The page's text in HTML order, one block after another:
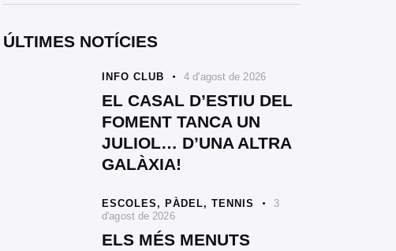
ÚLTIMES NOTÍCIES
INFO CLUB 4 d'agost de 2026
EL CASAL D’ESTIU DEL
FOMENT TANCA UN
JULIOL… D’UNA ALTRA
GALÀXIA!
ESCOLES, PÀDEL,TENNIS
3
d'agost de 2026
ELS MÉS MENUTS